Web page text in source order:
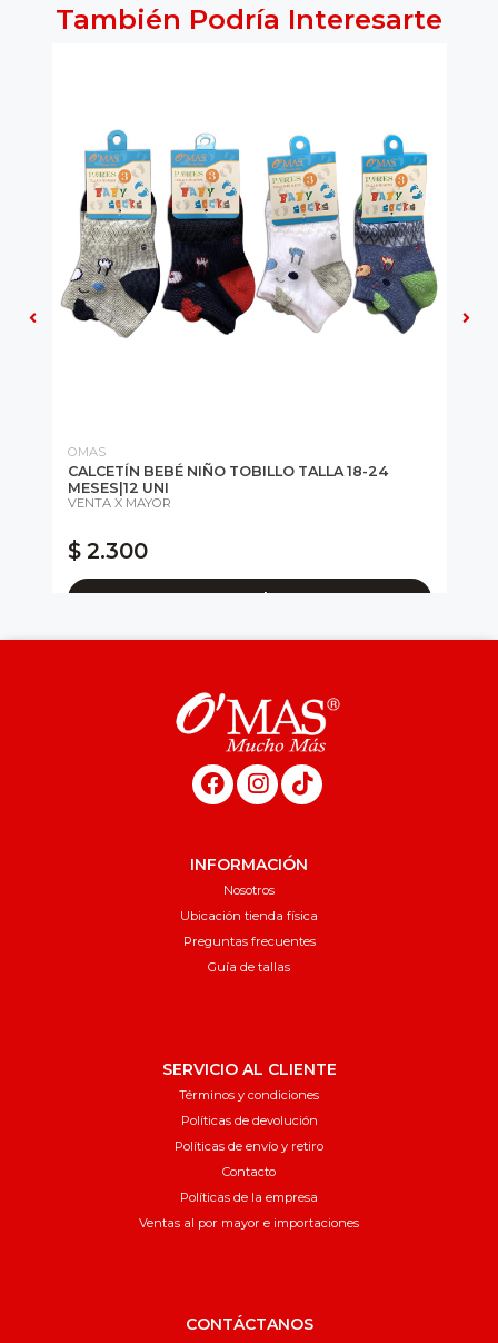
También Podría Interesarte
OMAS
CALCETÍN BEBÉ NIÑO TOBILLO TALLA 18-24
MESES|12 UNI
VENTA X MAYOR
$ 2.300
Agregar al carro
INFORMACIÓN
Nosotros
Ubicación tienda física
Preguntas frecuentes
Guía de tallas
SERVICIO AL CLIENTE
Términos y condiciones
Políticas de devolución
Políticas de envío y retiro
Contacto
Políticas de la empresa
Ventas al por mayor e importaciones
CONTÁCTANOS